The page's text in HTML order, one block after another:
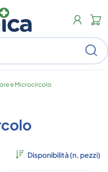
e Microcircolo